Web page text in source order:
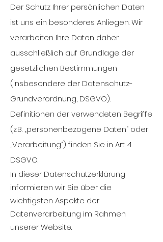
Der Schutz Ihrer persönlichen Daten
ist uns ein besonderes Anliegen. Wir
verarbeiten Ihre Daten daher
ausschließlich auf Grundlage der
gesetzlichen Bestimmungen
(insbesondere der Datenschutz-
Grundverordnung, DSGVO).
Definitionen der verwendeten Begriffe
(z.B. „personenbezogene Daten“ oder
„Verarbeitung“) finden Sie in Art. 4
DSGVO.
In dieser Datenschutzerklärung
informieren wir Sie über die
wichtigsten Aspekte der
Datenverarbeitung im Rahmen
unserer Website.